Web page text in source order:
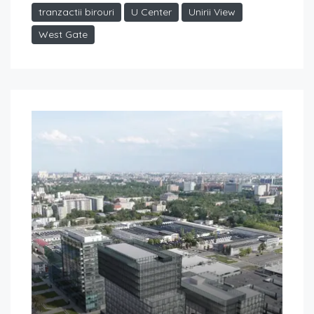
tranzactii birouri
U Center
Unirii View
West Gate